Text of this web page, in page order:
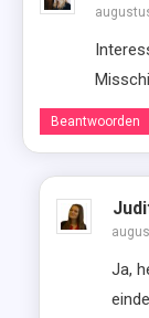
Beantwoorden
Ja,